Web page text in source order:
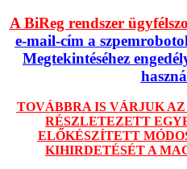
A BiReg rendszer
e-mail-cím a
Megtekintéséhez
TOVÁBBRA IS VÁRJUK
RÉSZLETEZETT
ELŐKÉSZÍTETT
KIHIRDETÉSÉT A